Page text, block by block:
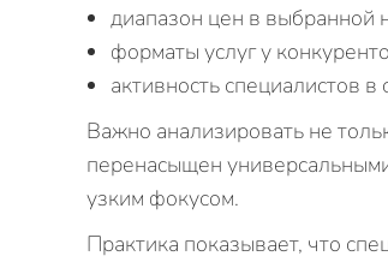
диапазон цен в выбранной
форматы услуг у
активность специалистов в
Важно анализировать не
перенасыщен
узким фокусом.
Практика показывает, что